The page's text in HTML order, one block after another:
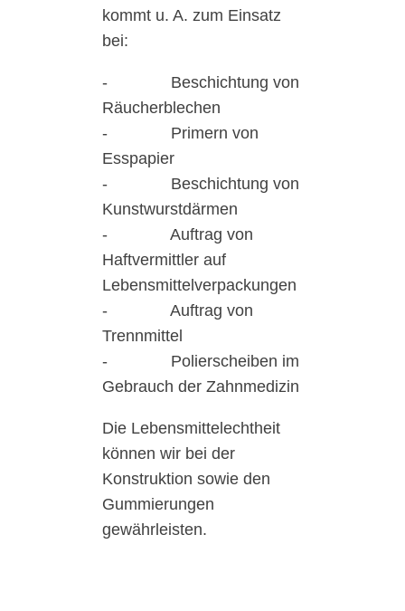
kommt u. A. zum Einsatz
bei:
- Beschichtung von
Räucherblechen
- Primern von
Esspapier
- Beschichtung von
Kunstwurstdärmen
- Auftrag von
Haftvermittler auf
Lebensmittelverpackungen
- Auftrag von
Trennmittel
- Polierscheiben im
Gebrauch der Zahnmedizin
Die Lebensmittelechtheit
können wir bei der
Konstruktion sowie den
Gummierungen
gewährleisten.